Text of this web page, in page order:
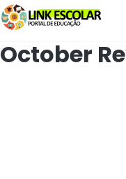
Link
October